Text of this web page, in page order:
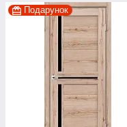
Подарунок